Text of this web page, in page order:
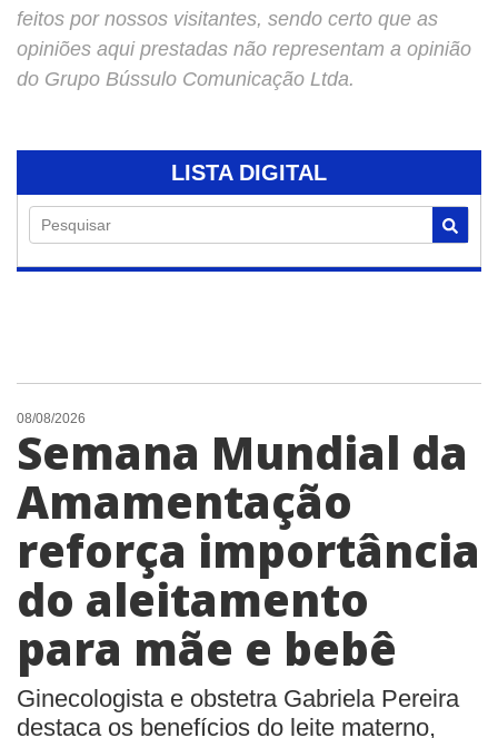
feitos por nossos visitantes, sendo certo que as
opiniões aqui prestadas não representam a opinião
do Grupo Bússulo Comunicação Ltda.
LISTA DIGITAL
Pesquisar
08/08/2026
Semana Mundial da
Amamentação
reforça importância
do aleitamento
para mãe e bebê
Ginecologista e obstetra Gabriela Pereira
destaca os benefícios do leite materno,